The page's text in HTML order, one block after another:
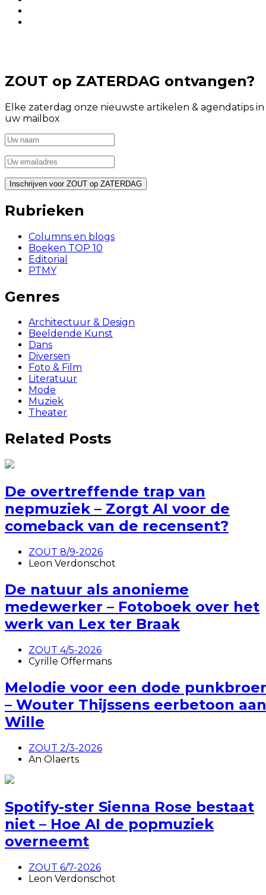
ZOUT op ZATERDAG ontvangen?
Elke zaterdag onze nieuwste artikelen & agendatips in
uw mailbox
Rubrieken
Columns en blogs
Boeken TOP 10
Editorial
PTMY
Genres
Architectuur & Design
Beeldende Kunst
Dans
Diversen
Foto & Film
Literatuur
Mode
Muziek
Theater
Related Posts
De overtreffende trap van
nepmuziek – Zorgt AI voor de
comeback van de recensent?
ZOUT 8/9-2026
Leon Verdonschot
De natuur als anonieme
medewerker – Fotoboek over het
werk van Lex ter Braak
ZOUT 4/5-2026
Cyrille Offermans
Melodie voor een dode punkbroer
– Wouter Thijssens eerbetoon aan
Wille
ZOUT 2/3-2026
An Olaerts
Spotify-ster Sienna Rose bestaat
niet – Hoe AI de popmuziek
overneemt
ZOUT 6/7-2026
Leon Verdonschot